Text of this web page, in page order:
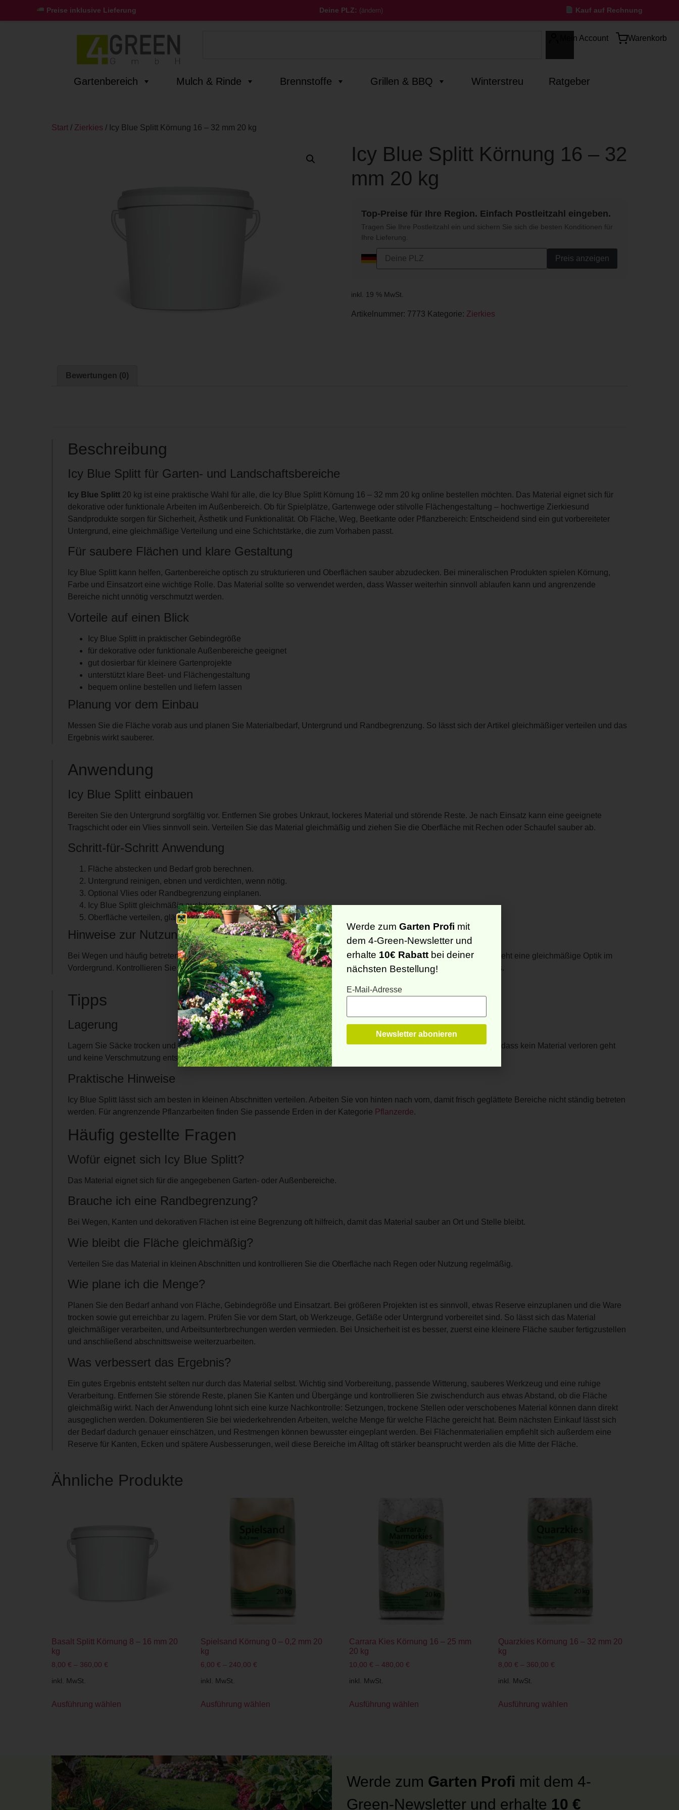
Preise inklusive Lieferung Deine PLZ: (ändern) Kauf auf Rechnung
Gartenbereich Mulch & Rinde Brennstoffe Grillen & BBQ Winterstreu Ratgeber
Mein Account Warenkorb
Start / Zierkies / Icy Blue Splitt Körnung 16 – 32 mm 20 kg
Icy Blue Splitt Körnung 16 – 32
mm 20 kg
Top-Preise für Ihre Region. Einfach Postleitzahl eingeben.
Tragen Sie Ihre Postleitzahl ein und sichern Sie sich die besten Konditionen für
Ihre Lieferung.
Preis anzeigen
inkl. 19 % MwSt.
Artikelnummer: 7773 Kategorie: Zierkies
Bewertungen (0)
Beschreibung
Icy Blue Splitt für Garten- und Landschaftsbereiche
Icy Blue Splitt20 kg ist eine praktische Wahl für alle, die Icy Blue Splitt Körnung 16 – 32 mm 20 kg online bestellen möchten. Das Material eignet sich für
dekorative oder funktionale Arbeiten im Außenbereich. Ob für Spielplätze, Gartenwege oder stilvolle Flächengestaltung – hochwertige Zierkiesund
Sandprodukte sorgen für Sicherheit, Ästhetik und Funktionalität. Ob Fläche, Weg, Beetkante oder Pflanzbereich: Entscheidend sind ein gut vorbereiteter
Untergrund, eine gleichmäßige Verteilung und eine Schichtstärke, die zum Vorhaben passt.
Für saubere Flächen und klare Gestaltung
Icy Blue Splitt kann helfen, Gartenbereiche optisch zu strukturieren und Oberflächen sauber abzudecken. Bei mineralischen Produkten spielen Körnung,
Farbe und Einsatzort eine wichtige Rolle. Das Material sollte so verwendet werden, dass Wasser weiterhin sinnvoll ablaufen kann und angrenzende
Bereiche nicht unnötig verschmutzt werden.
Vorteile auf einen Blick
Icy Blue Splitt in praktischer Gebindegröße
für dekorative oder funktionale Außenbereiche geeignet
gut dosierbar für kleinere Gartenprojekte
unterstützt klare Beet- und Flächengestaltung
bequem online bestellen und liefern lassen
Planung vor dem Einbau
Messen Sie die Fläche vorab aus und planen Sie Materialbedarf, Untergrund und Randbegrenzung. So lässt sich der Artikel gleichmäßiger verteilen und das
Ergebnis wirkt sauberer.
Anwendung
Icy Blue Splitt einbauen
Bereiten Sie den Untergrund sorgfältig vor. Entfernen Sie grobes Unkraut, lockeres Material und störende Reste. Je nach Einsatz kann eine geeignete
Tragschicht oder ein Vlies sinnvoll sein. Verteilen Sie das Material gleichmäßig und ziehen Sie die Oberfläche mit Rechen oder Schaufel sauber ab.
Schritt-für-Schritt Anwendung
Fläche abstecken und Bedarf grob berechnen.
Untergrund reinigen, ebnen und verdichten, wenn nötig.
Optional Vlies oder Randbegrenzung einplanen.
Icy Blue Splitt gleichmäßig ausbringen.
Oberfläche verteilen, glätten und Übergänge kontrollieren.
Hinweise zur Nutzung
Bei Wegen und häufig betretenen Bereichen ist ein stabiler Untergrund besonders wichtig. Bei dekorativen Beetflächen steht eine gleichmäßige Optik im
Vordergrund. Kontrollieren Sie nach starkem Regen, ob Material verrutscht ist, und gleichen Sie die Fläche bei Bedarf aus.
Tipps
Lagerung
Lagern Sie Säcke trocken und standfest, bis sie verwendet werden. Angebrochene Gebinde sollten so abgestellt werden, dass kein Material verloren geht
und keine Verschmutzung entsteht.
Praktische Hinweise
Icy Blue Splitt lässt sich am besten in kleinen Abschnitten verteilen. Arbeiten Sie von hinten nach vorn, damit frisch geglättete Bereiche nicht ständig betreten
werden. Für angrenzende Pflanzarbeiten finden Sie passende Erden in der Kategorie Pflanzerde.
Häufig gestellte Fragen
Wofür eignet sich Icy Blue Splitt?
Das Material eignet sich für die angegebenen Garten- oder Außenbereiche.
Brauche ich eine Randbegrenzung?
Bei Wegen, Kanten und dekorativen Flächen ist eine Begrenzung oft hilfreich, damit das Material sauber an Ort und Stelle bleibt.
Wie bleibt die Fläche gleichmäßig?
Verteilen Sie das Material in kleinen Abschnitten und kontrollieren Sie die Oberfläche nach Regen oder Nutzung regelmäßig.
Wie plane ich die Menge?
Planen Sie den Bedarf anhand von Fläche, Gebindegröße und Einsatzart. Bei größeren Projekten ist es sinnvoll, etwas Reserve einzuplanen und die Ware
trocken sowie gut erreichbar zu lagern. Prüfen Sie vor dem Start, ob Werkzeuge, Gefäße oder Untergrund vorbereitet sind. So lässt sich das Material
gleichmäßiger verarbeiten, und Arbeitsunterbrechungen werden vermieden. Bei Unsicherheit ist es besser, zuerst eine kleinere Fläche sauber fertigzustellen
und anschließend abschnittsweise weiterzuarbeiten.
Was verbessert das Ergebnis?
Ein gutes Ergebnis entsteht selten nur durch das Material selbst. Wichtig sind Vorbereitung, passende Witterung, sauberes Werkzeug und eine ruhige
Verarbeitung. Entfernen Sie störende Reste, planen Sie Kanten und Übergänge und kontrollieren Sie zwischendurch aus etwas Abstand, ob die Fläche
gleichmäßig wirkt. Nach der Anwendung lohnt sich eine kurze Nachkontrolle: Setzungen, trockene Stellen oder verschobenes Material können dann direkt
ausgeglichen werden. Dokumentieren Sie bei wiederkehrenden Arbeiten, welche Menge für welche Fläche gereicht hat. Beim nächsten Einkauf lässt sich
der Bedarf dadurch genauer einschätzen, und Restmengen können bewusster eingeplant werden. Bei Flächenmaterialien empfiehlt sich außerdem eine
Reserve für Kanten, Ecken und spätere Ausbesserungen, weil diese Bereiche im Alltag oft stärker beansprucht werden als die Mitte der Fläche.
Ähnliche Produkte
Basalt Splitt Körnung 8 – 16 mm 20
kg
8,00 € – 360,00 €
inkl. MwSt.
Ausführung wählen
Spielsand Körnung 0 – 0,2 mm 20
kg
6,00 € – 240,00 €
inkl. MwSt.
Ausführung wählen
Carrara Kies Körnung 16 – 25 mm
20 kg
10,00€ –480,00€
inkl. MwSt.
Ausführung wählen
Quarzkies Körnung 16 – 32 mm 20
kg
8,00€ – 360,00€
inkl. MwSt.
Ausführung wählen
Werde zum Garten Profi mit dem 4-
Green-Newsletter und erhalte 10 €
Werde zum Garten Profi mit
dem 4-Green-Newsletter und
erhalte 10€ Rabattbei deiner
nächsten Bestellung!
E-Mail-Adresse